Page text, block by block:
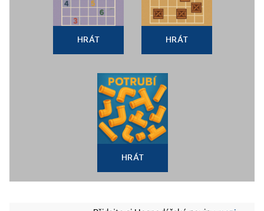
HRÁT HRÁT
HRÁT